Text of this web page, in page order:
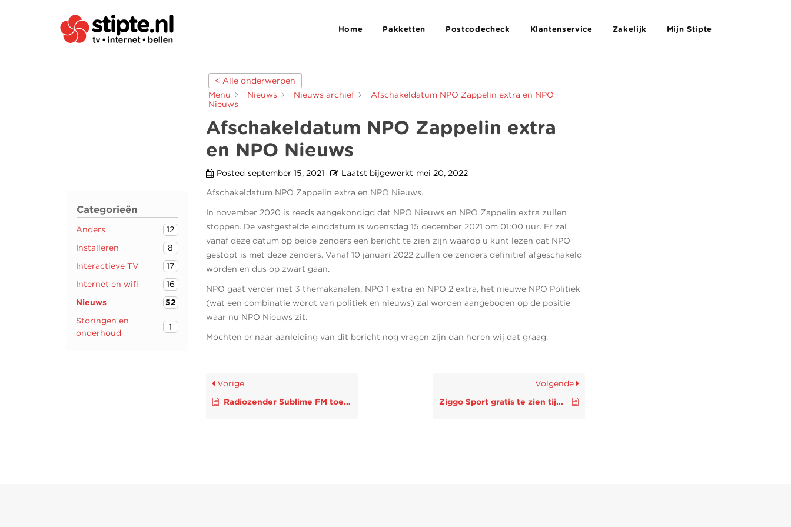
Home Pakketten Postcodecheck Klantenservice Zakelijk Mijn Stipte
Categorieën
Anders
12
Installeren
8
Interactieve TV
17
Internet en wifi
16
Nieuws
52
Storingen en
onderhoud
1
< Alle onderwerpen
Menu
Nieuws Nieuws archief
Afschakeldatum NPO Zappelin extra en NPO
Nieuws
Afschakeldatum NPO Zappelin extra
en NPO Nieuws
Posted september 15, 2021 Laatst bijgewerkt mei 20, 2022
Afschakeldatum NPO Zappelin extra en NPO Nieuws.
In november 2020 is reeds aangekondigd dat NPO Nieuws en NPO Zappelin extra zullen
stoppen. De vastgestelde einddatum is woensdag 15 december 2021 om 01:00 uur. Er zal
vanaf deze datum op beide zenders een bericht te zien zijn waarop u kunt lezen dat NPO
gestopt is met deze zenders. Vanaf 10 januari 2022 zullen de zenders definitief afgeschakeld
worden en dus op zwart gaan.
NPO gaat verder met 3 themakanalen; NPO 1 extra en NPO 2 extra, het nieuwe NPO Politiek
(wat een combinatie wordt van politiek en nieuws) zal worden aangeboden op de positie
waar nu NPO Nieuws zit.
Mochten er naar aanleiding van dit bericht nog vragen zijn dan horen wij dat graag.
Vorige
Radiozender Sublime FM toegevoegd
Volgende
Ziggo Sport gratis te zien tijdens Formule 1 GP Zandvoort bij Stipte!